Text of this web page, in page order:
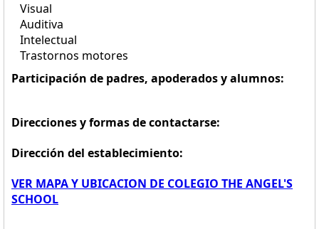
Visual
Auditiva
Intelectual
Trastornos motores
Participación de padres, apoderados y alumnos:
Direcciones y formas de contactarse:
Dirección del establecimiento:
VER MAPA Y UBICACION DE COLEGIO THE ANGEL'S
SCHOOL